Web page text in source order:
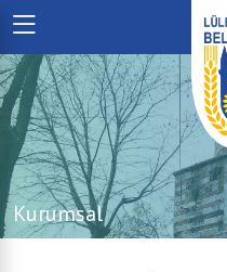
Kurumsal